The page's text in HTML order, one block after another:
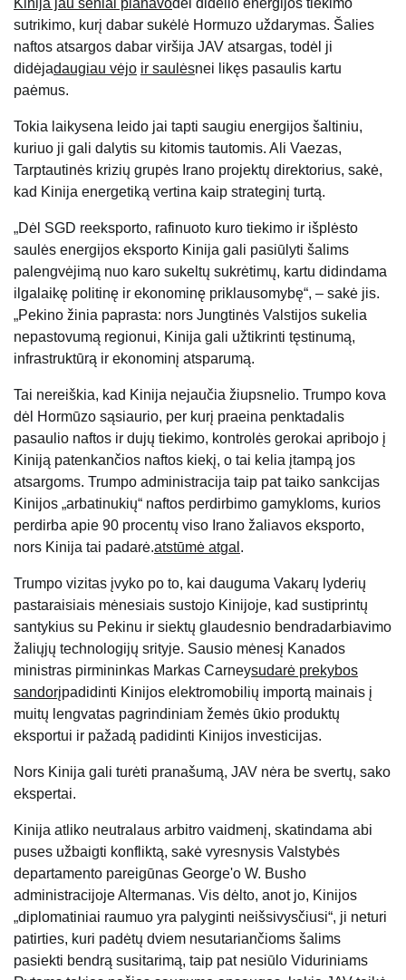
Kinija jau seniai planavodėl didelio energijos tiekimo
sutrikimo, kurį dabar sukėlė Hormuzo uždarymas. Šalies
naftos atsargos dabar viršija JAV atsargas, todėl ji
didėjadaugiau vėjo ir saulėsnei likęs pasaulis kartu
paėmus.
Tokia laikysena leido jai tapti saugiu energijos šaltiniu,
kuriuo ji gali dalytis su kitomis tautomis. Ali Vaezas,
Tarptautinės krizių grupės Irano projektų direktorius, sakė,
kad Kinija energetiką vertina kaip strateginį turtą.
„Dėl SGD reeksporto, rafinuoto kuro tiekimo ir išplėsto
saulės energijos eksporto Kinija gali pasiūlyti šalims
palengvėjimą nuo karo sukeltų sukrėtimų, kartu didindama
ilgalaikę politinę ir ekonominę priklausomybę“, – sakė jis.
„Pekino žinia paprasta: nors Jungtinės Valstijos sukelia
nepastovumą regionui, Kinija gali užtikrinti tęstinumą,
infrastruktūrą ir ekonominį atsparumą.
Tai nereiškia, kad Kinija nejaučia žiupsnelio. Trumpo kova
dėl Hormūzo sąsiaurio, per kurį praeina penktadalis
pasaulio naftos ir dujų tiekimo, kontrolės gerokai apribojo į
Kiniją patenkančios naftos kiekį, o tai kelia įtampą jos
atsargoms. Trumpo administracija taip pat taiko sankcijas
Kinijos „arbatinukių“ naftos perdirbimo gamykloms, kurios
perdirba apie 90 procentų viso Irano žaliavos eksporto,
nors Kinija tai padarė.atstūmė atgal .
Trumpo vizitas įvyko po to, kai dauguma Vakarų lyderių
pastaraisiais mėnesiais sustojo Kinijoje, kad sustiprintų
santykius su Pekinu ir siektų glaudesnio bendradarbiavimo
žaliųjų technologijų srityje. Sausio mėnesį Kanados
ministras pirmininkas Markas Carneysudarė prekybos
sandorįpadidinti Kinijos elektromobilių importą mainais į
muitų lengvatas pagrindiniam žemės ūkio produktų
eksportui ir pažadą padidinti Kinijos investicijas.
Nors Kinija gali turėti pranašumą, JAV nėra be svertų, sako
ekspertai.
Kinija atliko neutralaus arbitro vaidmenį, skatindama abi
puses užbaigti konfliktą, sakė vyresnysis Valstybės
departamento pareigūnas George'o W. Busho
administracijoje Altermanas. Vis dėlto, anot jo, Kinijos
„diplomatiniai raumuo yra palyginti neišsivysčiusi“, ji neturi
patirties, kuri padėtų dviem nesutariančioms šalims
pasiekti bendrą susitarimą, taip pat nesiūlo Viduriniams